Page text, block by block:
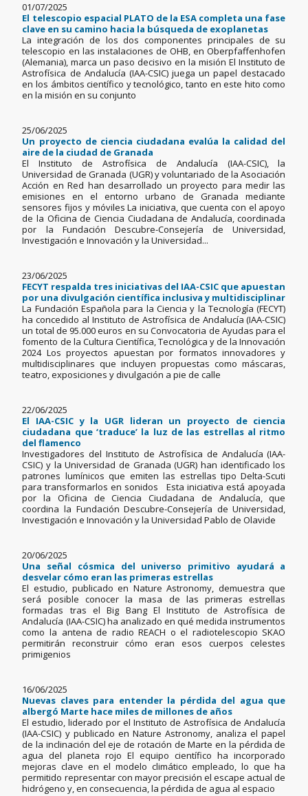
01/07/2025
El telescopio espacial PLATO de la ESA completa una fase
clave en su camino hacia la búsqueda de exoplanetas
La integración de los dos componentes principales de su
telescopio en las instalaciones de OHB, en Oberpfaffenhofen
(Alemania), marca un paso decisivo en la misión El Instituto de
Astrofísica de Andalucía (IAA-CSIC) juega un papel destacado
en los ámbitos científico y tecnológico, tanto en este hito como
en la misión en su conjunto
25/06/2025
Un proyecto de ciencia ciudadana evalúa la calidad del
aire de la ciudad de Granada
El Instituto de Astrofísica de Andalucía (IAA-CSIC), la
Universidad de Granada (UGR) y voluntariado de la Asociación
Acción en Red han desarrollado un proyecto para medir las
emisiones en el entorno urbano de Granada mediante
sensores fijos y móviles La iniciativa, que cuenta con el apoyo
de la Oficina de Ciencia Ciudadana de Andalucía, coordinada
por la Fundación Descubre-Consejería de Universidad,
Investigación e Innovación y la Universidad...
23/06/2025
FECYT respalda tres iniciativas del IAA-CSIC que apuestan
por una divulgación científica inclusiva y multidisciplinar
La Fundación Española para la Ciencia y la Tecnología (FECYT)
ha concedido al Instituto de Astrofísica de Andalucía (IAA-CSIC)
un total de 95.000 euros en su Convocatoria de Ayudas para el
fomento de la Cultura Científica, Tecnológica y de la Innovación
2024 Los proyectos apuestan por formatos innovadores y
multidisciplinares que incluyen propuestas como máscaras,
teatro, exposiciones y divulgación a pie de calle
22/06/2025
El IAA-CSIC y la UGR lideran un proyecto de ciencia
ciudadana que ‘traduce’ la luz de las estrellas al ritmo
del flamenco
Investigadores del Instituto de Astrofísica de Andalucía (IAA-
CSIC) y la Universidad de Granada (UGR) han identificado los
patrones lumínicos que emiten las estrellas tipo Delta-Scuti
para transformarlos en sonidos Esta iniciativa está apoyada
por la Oficina de Ciencia Ciudadana de Andalucía, que
coordina la Fundación Descubre-Consejería de Universidad,
Investigación e Innovación y la Universidad Pablo de Olavide
20/06/2025
Una señal cósmica del universo primitivo ayudará a
desvelar cómo eran las primeras estrellas
El estudio, publicado en Nature Astronomy, demuestra que
será posible conocer la masa de las primeras estrellas
formadas tras el Big Bang El Instituto de Astrofísica de
Andalucía (IAA-CSIC) ha analizado en qué medida instrumentos
como la antena de radio REACH o el radiotelescopio SKAO
permitirán reconstruir cómo eran esos cuerpos celestes
primigenios
16/06/2025
Nuevas claves para entender la pérdida del agua que
albergó Marte hace miles de millones de años
El estudio, liderado por el Instituto de Astrofísica de Andalucía
(IAA-CSIC) y publicado en Nature Astronomy, analiza el papel
de la inclinación del eje de rotación de Marte en la pérdida de
agua del planeta rojo El equipo científico ha incorporado
mejoras clave en el modelo climático empleado, lo que ha
permitido representar con mayor precisión el escape actual de
hidrógeno y, en consecuencia, la pérdida de agua al espacio